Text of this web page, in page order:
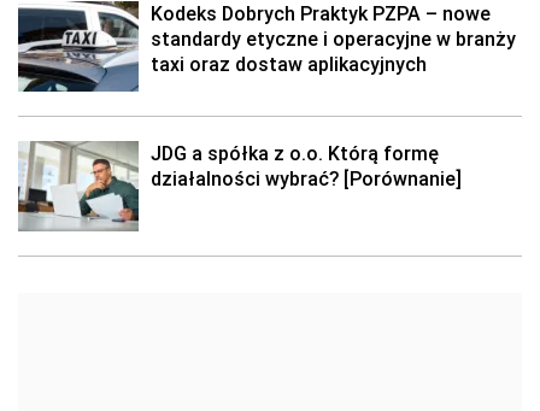
Kodeks Dobrych Praktyk PZPA – nowe
standardy etyczne i operacyjne w branży
taxi oraz dostaw aplikacyjnych
JDG a spółka z o.o. Którą formę
działalności wybrać? [Porównanie]